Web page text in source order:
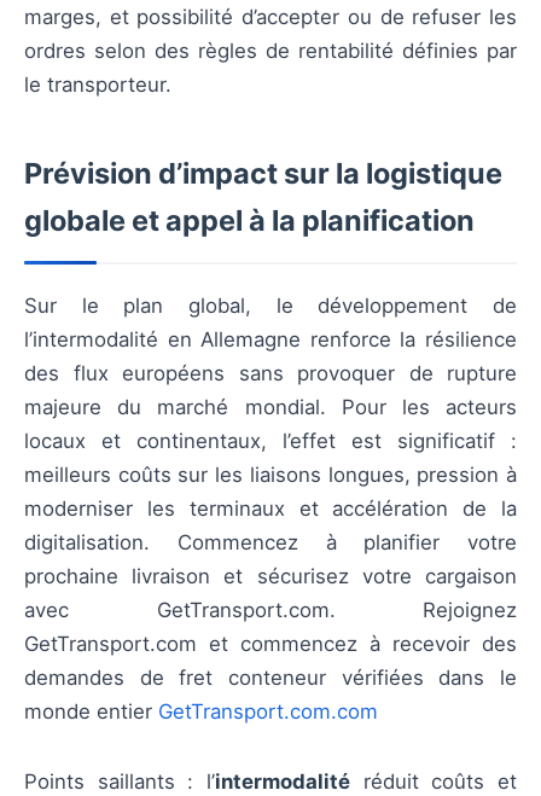
marges, et possibilité d’accepter ou de refuser les
ordres selon des règles de rentabilité définies par
le transporteur.
Prévision d’impact sur la logistique
globale et appel à la planification
Sur le plan global, le développement de
l’intermodalité en Allemagne renforce la résilience
des flux européens sans provoquer de rupture
majeure du marché mondial. Pour les acteurs
locaux et continentaux, l’effet est significatif :
meilleurs coûts sur les liaisons longues, pression à
moderniser les terminaux et accélération de la
digitalisation. Commencez à planifier votre
prochaine livraison et sécurisez votre cargaison
avec GetTransport.com. Rejoignez
GetTransport.com et commencez à recevoir des
demandes de fret conteneur vérifiées dans le
monde entier GetTransport.com.com
Points saillants : l’intermodalité réduit coûts et